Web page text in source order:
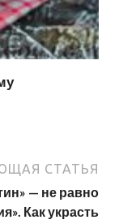
СТАТЬЯ
— не равно
Как украсть